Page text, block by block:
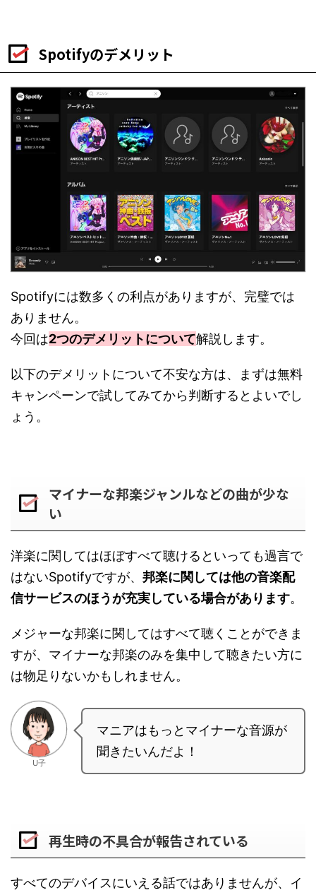
Spotifyのデメリット
Spotifyには数多くの利点がありますが、完璧では
ありません。
今回は2つのデメリットについて解説します。
以下のデメリットについて不安な方は、まずは無料
キャンペーンで試してみてから判断するとよいでし
ょう。
マイナーな邦楽ジャンルなどの曲が少な
い
洋楽に関してはほぼすべて聴けるといっても過言で
はないSpotifyですが、 邦楽に関しては他の音楽配
信サービスのほうが充実している場合があります。
メジャーな邦楽に関してはすべて聴くことができま
すが、マイナーな邦楽のみを集中して聴きたい方に
は物足りないかもしれません。
U子
マニアはもっとマイナーな音源が
聞きたいんだよ！
再生時の不具合が報告されている
すべてのデバイスにいえる話ではありませんが、イ